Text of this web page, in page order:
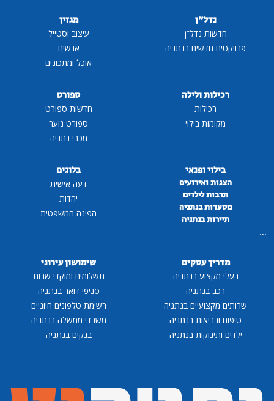
נדל"ן
חדשות נדל"ן
פרויקטים חדשים בנתניה
מגזין
עיצוב וסטייל
אנשים
אוכל ומתכונים
רכילות ולילה
רכילות
מקומות בילוי
ספורט
חדשות ספורט
ספורט נוער
מכבי נתניה
בילוי ופנאי
הצגות ואירועים
תרבות לילדים
מסעדות בנתניה
תיירות בנתניה
...
בלוגים
דעה אישית
יהדות
הפינה המשפטית
מדריך עסקים
בעלי מקצוע בנתניה
רכב בנתניה
שרותים מקצועיים בנתניה
טיפוח ובריאות בנתניה
ילדים ותינוקות בנתניה
...
שימושון עירוני
תשלומים ומוקדי שרות
סניפי דואר בנתניה
רשימת טלפונים חיוניים
משרדי ממשלה בנתניה
בנקים בנתניה
...